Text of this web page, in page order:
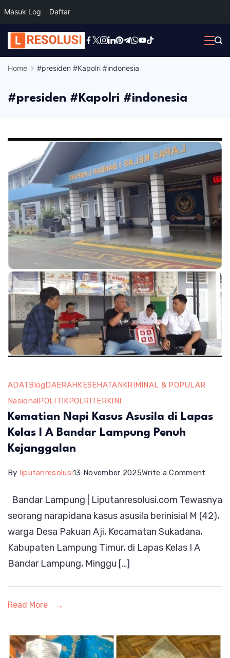
Masuk Log Daftar
Skip
to
content
Home #presiden #Kapolri #indonesia
#presiden #Kapolri #indonesia
ADATBlogDAERAHKESEHATANKRIMINAL & POPULAR
NasionalPOLITIKPOLRITERKINI
Kematian Napi Kasus Asusila di Lapas
Kelas I A Bandar Lampung Penuh
Kejanggalan
By liputanresolusi13 November 2025Write a Comment
Napi
Kasus
Bandar Lampung | Liputanresolusi.com Tewasnya
seorang narapidana kasus asusila berinisial M (42),
warga Desa Pakuan Aji, Kecamatan Sukadana,
Kabupaten Lampung Timur, di Lapas Kelas I A
Bandar Lampung, Minggu […]
Read More